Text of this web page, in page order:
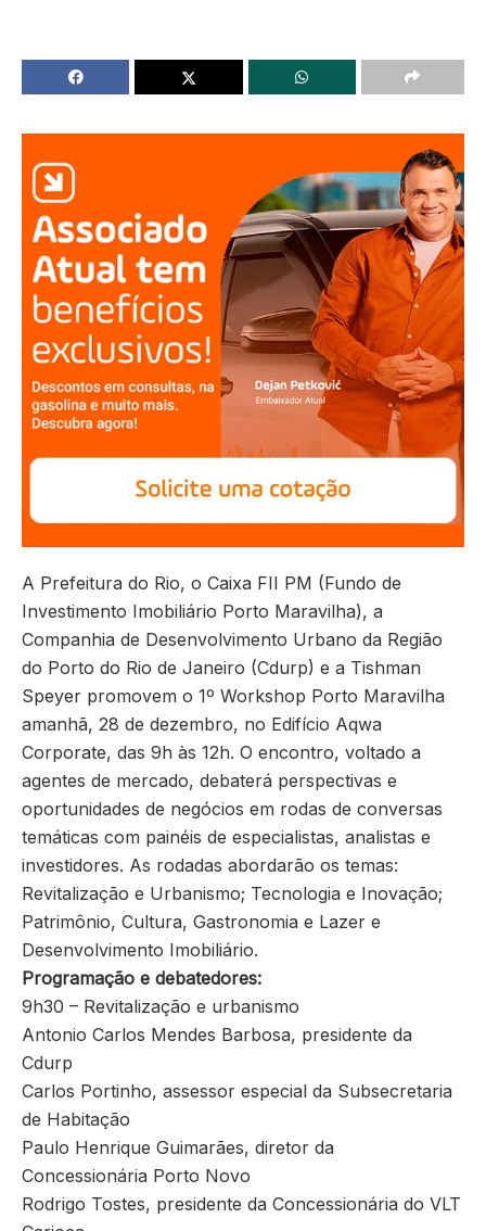
A Prefeitura do Rio, o Caixa FII PM (Fundo de
Investimento Imobiliário Porto Maravilha), a
Companhia de Desenvolvimento Urbano da Região
do Porto do Rio de Janeiro (Cdurp) e a Tishman
Speyer promovem o 1º Workshop Porto Maravilha
amanhã, 28 de dezembro, no Edifício Aqwa
Corporate, das 9h às 12h. O encontro, voltado a
agentes de mercado, debaterá perspectivas e
oportunidades de negócios em rodas de conversas
temáticas com painéis de especialistas, analistas e
investidores. As rodadas abordarão os temas:
Revitalização e Urbanismo; Tecnologia e Inovação;
Patrimônio, Cultura, Gastronomia e Lazer e
Desenvolvimento Imobiliário.
Programação e debatedores:
9h30 – Revitalização e urbanismo
Antonio Carlos Mendes Barbosa, presidente da
Cdurp
Carlos Portinho, assessor especial da Subsecretaria
de Habitação
Paulo Henrique Guimarães, diretor da
Concessionária Porto Novo
Rodrigo Tostes, presidente da Concessionária do VLT